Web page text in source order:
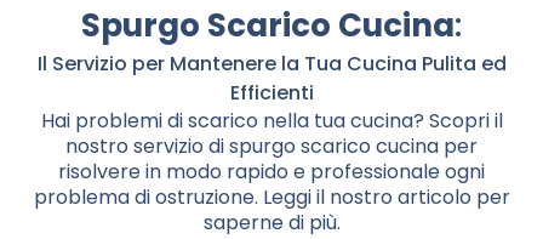
Spurgo Scarico Cucina:
Il Servizio per Mantenere la Tua Cucina Pulita ed
Efficienti
Hai problemi di scarico nella tua cucina? Scopri il
nostro servizio di spurgo scarico cucina per
risolvere in modo rapido e professionale ogni
problema di ostruzione. Leggi il nostro articolo per
saperne di più.